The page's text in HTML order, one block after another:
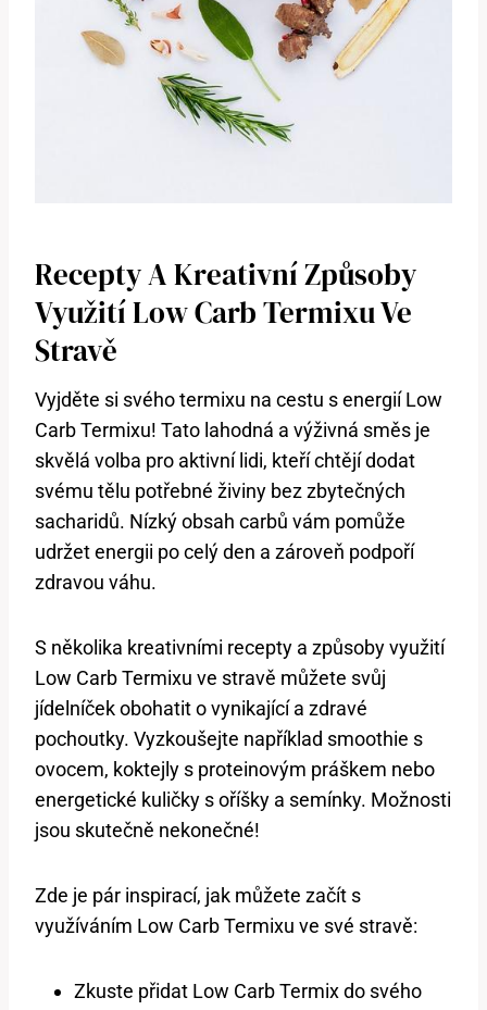
Recepty A​ Kreativní ‍způsoby
Využití ​Low ⁣Carb Termixu Ve
Stravě
Vyjděte ‍si svého termixu na cestu s‍ energií Low
Carb ‌Termixu! Tato lahodná a výživná směs je⁣
skvělá volba pro aktivní lidi, kteří chtějí dodat
svému tělu potřebné⁣ živiny bez zbytečných
sacharidů. Nízký obsah carbů vám pomůže
udržet energii po celý den a ⁣zároveň podpoří
zdravou váhu.
S několika kreativními recepty a způsoby‍ využití
⁢Low Carb Termixu ve stravě můžete svůj ​
jídelníček obohatit o ​vynikající a zdravé
pochoutky. Vyzkoušejte ⁤například ⁢smoothie ⁢s
ovocem, koktejly⁣ s proteinovým práškem nebo
energetické kuličky s ‍oříšky a‌ semínky. Možnosti
jsou skutečně nekonečné!
Zde ⁢je pár inspirací,​ jak‌ můžete začít s
využíváním Low Carb Termixu ve své⁢ stravě:
Zkuste přidat⁢ Low Carb Termix‌ do svého